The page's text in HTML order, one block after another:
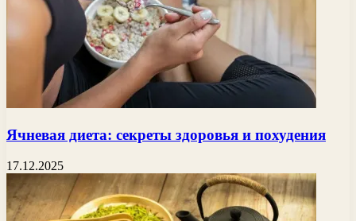
Ячневая диета: секреты здоровья и похудения
17.12.2025